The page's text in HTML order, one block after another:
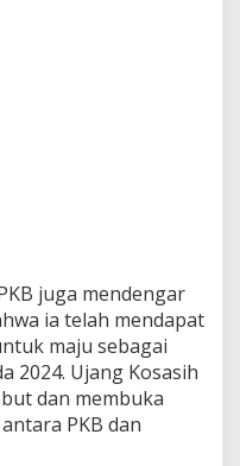
juga mendengar
ia telah mendapat
maju sebagai
2024. Ujang Kosasih
dan membuka
PKB dan